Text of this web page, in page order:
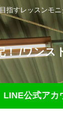
すレッスンモ
！ /ワン
LINE公式アカ